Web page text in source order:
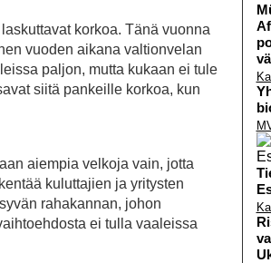
korkoa. Tänä vuonna
vuoden aikana valtionvelan
paljon, mutta kukaan ei tule
siitä pankeille korkoa, kun
aiempia velkoja vain, jotta
kuluttajien ja yritysten
rahakannan, johon
ei tulla vaaleissa